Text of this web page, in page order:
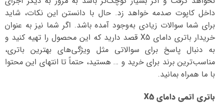
داخل کاپوت صدمه خواهد زد. حال با دانستن این نکات، شاید
برای شما سوالات زیادی به‌وجود آمده باشد. اگر شما نیز به عنوان
خریدار باتری دامای X5 قصد دارید که این محصول را تهیه کنید و
به دنبال پاسخ برای سوالاتی مثل ویژگی‌های بهترین باتری،
مناسب‌ترین برند برای خرید و … هستید، حتماً تا انتهای این محتوا
با ما همراه بمانید.
باتری اتمی دامای X5